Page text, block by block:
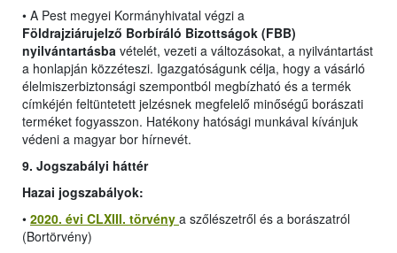
• A Pest megyei Kormányhivatal végzi a
Földrajziárujelző Borbíráló Bizottságok (FBB)
nyilvántartásba vételét, vezeti a változásokat, a nyilvántartást
a honlapján közzéteszi. Igazgatóságunk célja, hogy a vásárló
élelmiszerbiztonsági szempontból megbízható és a termék
címkéjén feltüntetett jelzésnek megfelelő minőségű borászati
terméket fogyasszon. Hatékony hatósági munkával kívánjuk
védeni a magyar bor hírnevét.
9. Jogszabályi háttér
Hazai jogszabályok:
• 2020. évi CLXIII. törvény a szőlészetről és a borászatról
(Bortörvény)